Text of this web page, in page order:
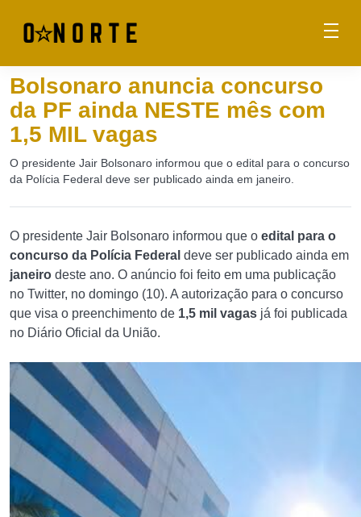
Bolsonaro anuncia concurso
da PF ainda NESTE mês com
1,5 MIL vagas
O presidente Jair Bolsonaro informou que o edital para o concurso
da Polícia Federal deve ser publicado ainda em janeiro.
O presidente Jair Bolsonaro informou que o edital para o
concurso da Polícia Federal deve ser publicado ainda em
janeiro deste ano. O anúncio foi feito em uma publicação
no Twitter, no domingo (10). A autorização para o concurso
que visa o preenchimento de 1,5 mil vagas já foi publicada
no Diário Oficial da União.